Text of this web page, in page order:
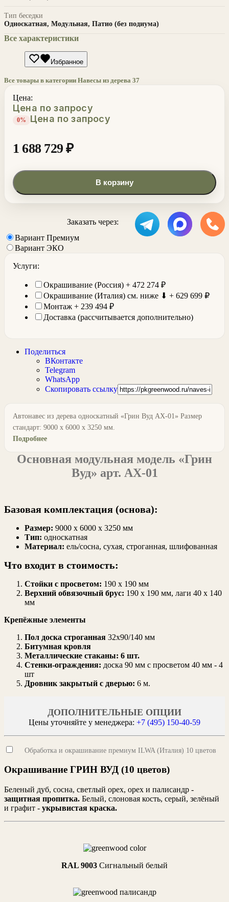
Тип беседки
Односкатная, Модульная, Патио (без подиума)
Все характеристики
Избранное
Все товары в категории Навесы из дерева 37
Цена:
Цена по запросу
0% Цена по запросу
1 688 729₽
В корзину
Заказать через:
Вариант Премиум
Вариант ЭКО
Услуги:
Окрашивание (Россия) + 472 274 ₽
Окрашивание (Италия) см. ниже ⬇ + 629 699 ₽
Монтаж + 239 494 ₽
Доставка (рассчитывается дополнительно)
Поделиться
ВКонтакте
Telegram
WhatsApp
Скопировать ссылку
Автонавес из дерева односкатный «Грин Вуд АХ-01» Размер
стандарт: 9000 х 6000 х 3250 мм.
Подробнее
Основная модульная модель «Грин
Вуд» арт. АХ-01
Базовая комплектация (основа):
Размер: 9000 х 6000 х 3250 мм
Тип: односкатная
Материал: ель/сосна, сухая, строганная, шлифованная
Что входит в стоимость:
Стойки с просветом: 190 х 190 мм
Верхний обвязочный брус: 190 х 190 мм, лаги 40 х 140
мм
Крепёжные элементы
Пол доска строганная 32х90/140 мм
Битумная кровля
Металлические стаканы: 6 шт.
Стенки-ограждения: доска 90 мм с просветом 40 мм - 4
шт
Дровник закрытый с дверью: 6 м.
ДОПОЛНИТЕЛЬНЫЕ ОПЦИИ
Цены уточняйте у менеджера: +7 (495) 150-40-59
Обработка и окрашивание премиум ILWA (Италия) 10 цветов
Окрашивание ГРИН ВУД (10 цветов)
Беленый дуб, сосна, светлый орех, орех и палисандр -
защитная пропитка. Белый, слоновая кость, серый, зелёный
и графит - укрывистая краска.
RAL 9003 Cигнальный белый